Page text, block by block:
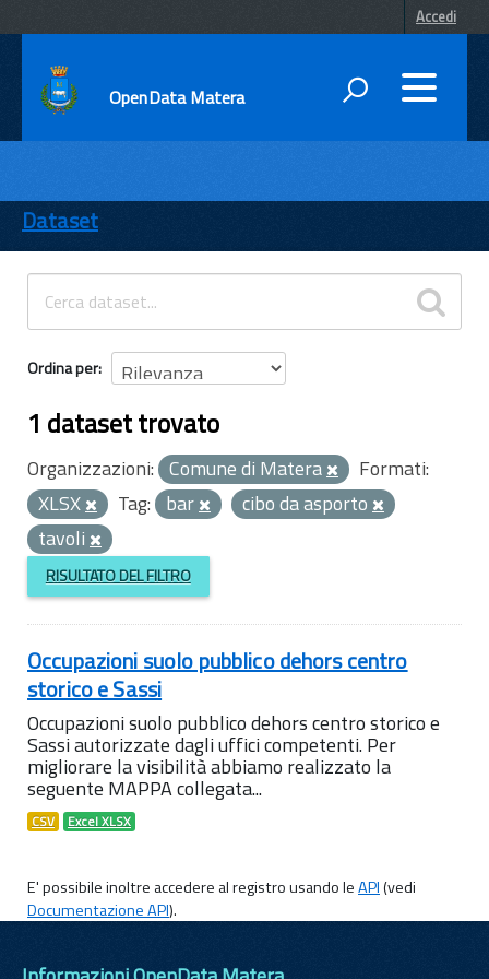
Accedi
OpenData Matera
ENTI
TEMI
INFORMAZIONI
Dataset
Ordina per
1 dataset trovato
Organizzazioni: Comune di Matera
Formati:
XLSX
Tag: bar
cibo da asporto
tavoli
RISULTATO DEL FILTRO
Occupazioni suolo pubblico dehors centro
storico e Sassi
Occupazioni suolo pubblico dehors centro storico e
Sassi autorizzate dagli uffici competenti. Per
migliorare la visibilità abbiamo realizzato la
seguente MAPPA collegata...
CSV Excel XLSX
E' possibile inoltre accedere al registro usando leAPI(vedi
Documentazione API).